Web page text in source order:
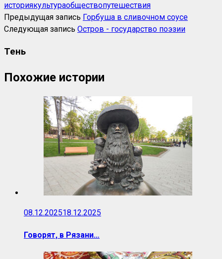
историякультураобществопутешествия
Предыдущая запись Горбуша в сливочном соусе
Следующая запись Остров - государство поэзии
Тень
Похожие истории
08.12.202518.12.2025
Говорят, в Рязани…